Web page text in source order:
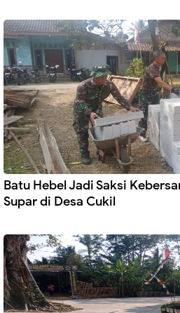
Batu Hebel Jadi Saksi
Supar di Desa Cukil